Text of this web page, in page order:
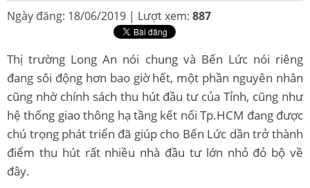
Ngày đăng: 18/06/2019 | Lượt xem: 887
Thị trường Long An nói chung và Bến Lức nói riêng
đang sôi động hơn bao giờ hết, một phần nguyên nhân
cũng nhờ chính sách thu hút đầu tư của Tỉnh, cũng như
hệ thống giao thông hạ tầng kết nối Tp.HCM đang được
chú trọng phát triển đã giúp cho Bến Lức dần trở thành
điểm thu hút rất nhiều nhà đầu tư lớn nhỏ đỏ bộ về
đây.